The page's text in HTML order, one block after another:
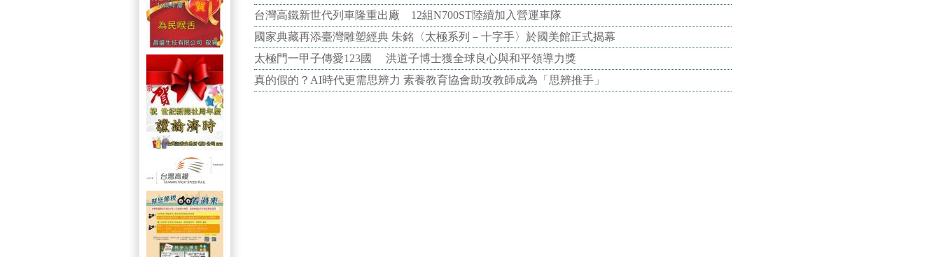
台灣高鐵新世代列車隆重出廠 12組N700ST陸續加入營運車隊
國家典藏再添臺灣雕塑經典 朱銘〈太極系列－十字手〉於國美館正式揭幕
太極門一甲子傳愛123國 洪道子博士獲全球良心與和平領導力獎
真的假的？AI時代更需思辨力 素養教育協會助攻教師成為「思辨推手」